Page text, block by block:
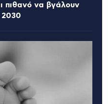
πιθανό να βγάλουν
2030